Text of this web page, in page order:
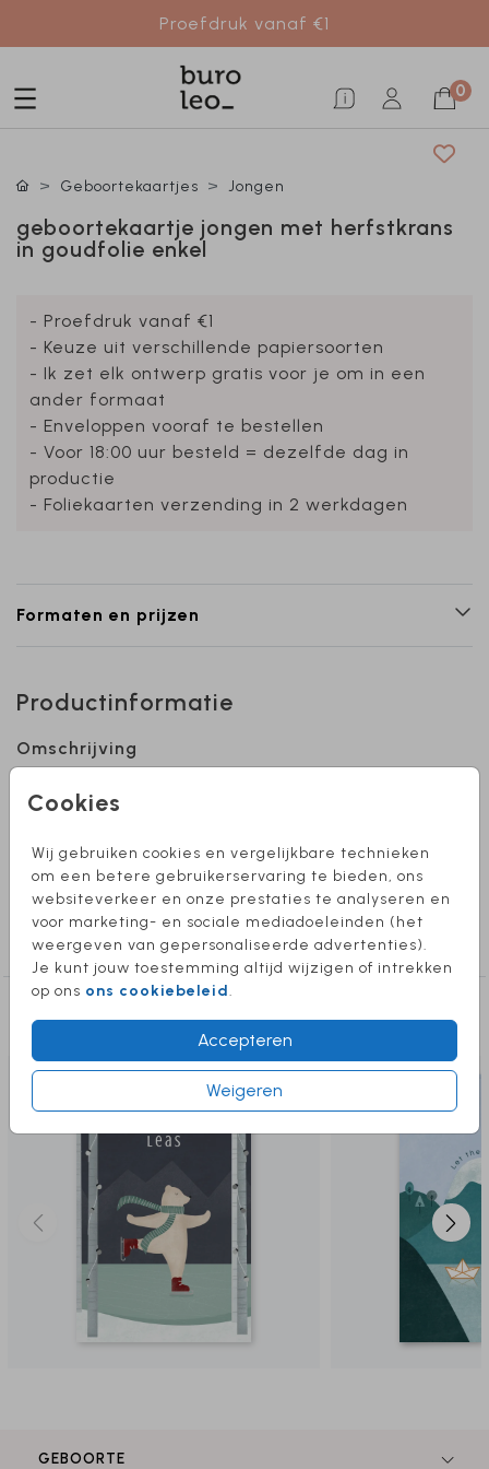
Proefdruk vanaf €1
0
Cookies
Wij gebruiken cookies en vergelijkbare technieken
om een betere gebruikerservaring te bieden, ons
websiteverkeer en onze prestaties te analyseren en
voor marketing- en sociale mediadoeleinden (het
weergeven van gepersonaliseerde advertenties).
Je kunt jouw toestemming altijd wijzigen of intrekken
op ons ons cookiebeleid.
Accepteren
Weigeren
Geboortekaartjes Jongen
geboortekaartje jongen met herfstkrans
in goudfolie enkel
- Proefdruk vanaf €1
- Keuze uit verschillende papiersoorten
- Ik zet elk ontwerp gratis voor je om in een
ander formaat
- Enveloppen vooraf te bestellen
- Voor 18:00 uur besteld = dezelfde dag in
productie
- Foliekaarten verzending in 2 werkdagen
Formaten en prijzen
Productinformatie
Omschrijving
met herfstkrans in goudfolie. Kleuren zijn naar
ontwerpen van je kaartje? Stuur mij een
berichtje, ik help je graag!
Collectie
Jongen
Deze producten vind je misschien ook
GEBOORTE